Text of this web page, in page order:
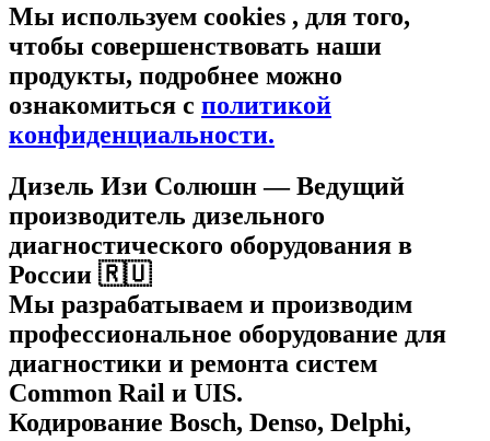
Мы используем cookies , для того,
чтобы совершенствовать наши
продукты, подробнее можно
ознакомиться c политикой
конфиденциальности.
Дизель Изи Солюшн— Ведущий
производитель дизельного
диагностического оборудования в
России 🇷🇺
Мы разрабатываем и производим
профессиональное оборудование для
диагностики и ремонта систем
Common Rail и UIS.
Кодирование Bosch, Denso, Delphi,